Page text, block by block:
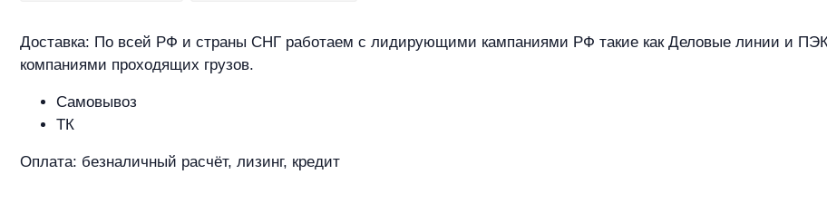
Доставка: По всей РФ и страны СНГ работаем с лидирующими кампаниями РФ такие как Деловые линии и
компаниями проходящих грузов.
Самовывоз
ТК
Оплата: безналичный расчёт, лизинг, кредит